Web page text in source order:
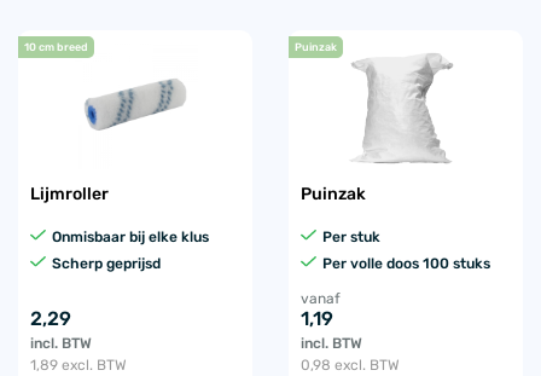
10 cm breed
Lijmroller
Onmisbaar bij elke klus
Scherp geprijsd
2,29
incl. BTW
1,89 excl. BTW
Puinzak
Puinzak
Per stuk
Per volle doos 100 stuks
vanaf
1,19
incl. BTW
0,98 excl. BTW